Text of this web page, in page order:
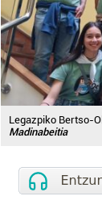
Legazpiko Bertso-
Madinabeitia